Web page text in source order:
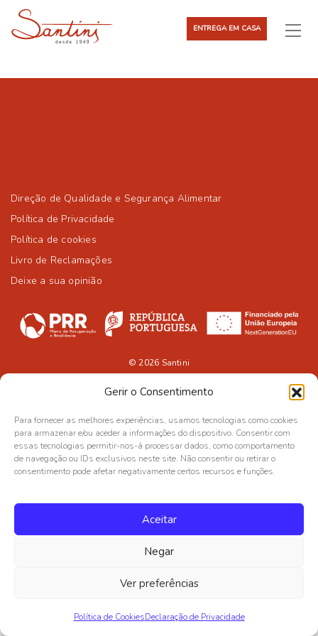
Gerir o Consentimento
Para fornecer as melhores experiências, usamos tecnologias como cookies
para armazenar e/ou aceder a informações do dispositivo. Consentir com
essas tecnologias permitir-nos-á processar dados, como comportamento
de navegação ou IDs exclusivos neste site. Não consentir ou retirar o
consentimento pode afetar negativamente certos recursos e funções.
Aceitar
Negar
Ver preferências
Política de CookiesDeclaração de Privacidade
ENTREGA EM CASA
Direção de Qualidade e Segurança Alimentar
Política de Privacidade
Política de cookies
Livro de Reclamações
Deixe a sua opinião
© 2026 Santini